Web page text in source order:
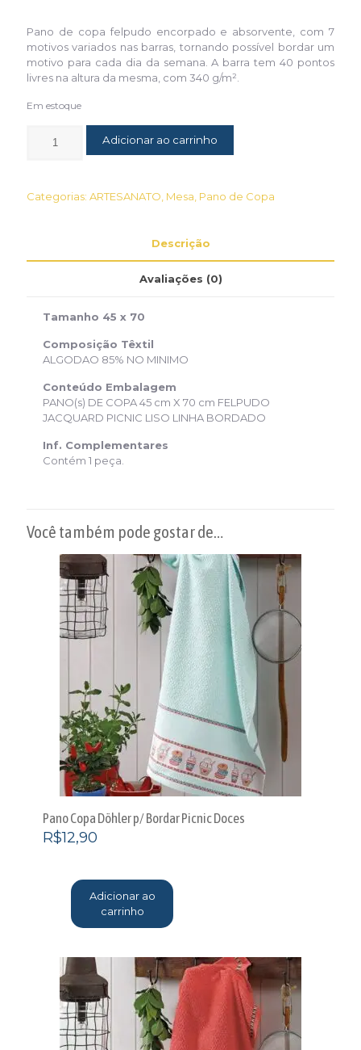
Pano de copa felpudo encorpado e absorvente, com 7
motivos variados nas barras, tornando possível bordar um
motivo para cada dia da semana. A barra tem 40 pontos
livres na altura da mesma, com 340 g/m².
Em estoque
Adicionar ao carrinho
Categorias: ARTESANATO, Mesa, Pano de Copa
Descrição
Avaliações (0)
Tamanho 45 x 70
Composição Têxtil
ALGODAO 85% NO MINIMO
Conteúdo Embalagem
PANO(s) DE COPA 45 cm X 70 cm FELPUDO
JACQUARD PICNIC LISO LINHA BORDADO
Inf. Complementares
Contém 1 peça.
Você também pode gostar de…
Pano Copa Döhler p/ Bordar Picnic Doces
R$12,90
Adicionar ao
carrinho